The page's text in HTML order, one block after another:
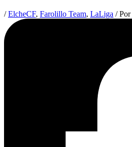
/ElcheCF, Farolillo Team, LaLiga / Por